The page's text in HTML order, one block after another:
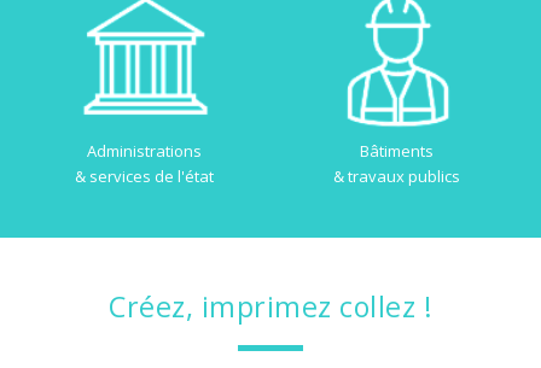
Administrations
& services de l'état
Bâtiments
& travaux publics
Créez, imprimez collez !